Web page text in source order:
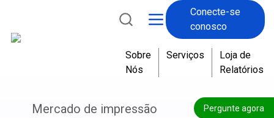
Conecte-se
conosco
Sobre
Nós
Serviços
Loja de
Relatórios
Pergunte agora
Mercado de impressão